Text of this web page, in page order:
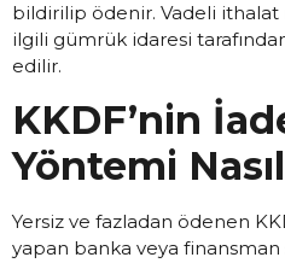
bildirilip ödenir. Vadeli
ilgili gümrük idaresi
edilir.
KKDF’nin
Yöntemi
Yersiz ve fazladan ödenen
yapan banka veya